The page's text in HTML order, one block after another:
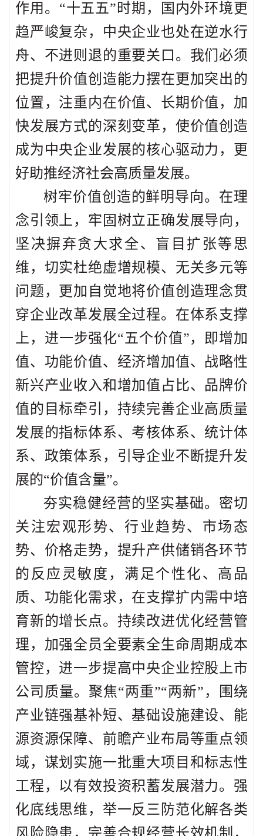
作用。“十五五”时期，国内外环境更
趋严峻复杂，中央企业也处在逆水行
舟、不进则退的重要关口。我们必须
把提升价值创造能力摆在更加突出的
位置，注重内在价值、长期价值，加
快发展方式的深刻变革，使价值创造
成为中央企业发展的核心驱动力，更
好助推经济社会高质量发展。
树牢价值创造的鲜明导向。在理
念引领上，牢固树立正确发展导向，
坚决摒弃贪大求全、盲目扩张等思
维，切实杜绝虚增规模、无关多元等
问题，更加自觉地将价值创造理念贯
穿企业改革发展全过程。在体系支撑
上，进一步强化“五个价值”，即增加
值、功能价值、经济增加值、战略性
新兴产业收入和增加值占比、品牌价
值的目标牵引，持续完善企业高质量
发展的指标体系、考核体系、统计体
系、政策体系，引导企业不断提升发
展的“价值含量”。
夯实稳健经营的坚实基础。密切
关注宏观形势、行业趋势、市场态
势、价格走势，提升产供储销各环节
的反应灵敏度，满足个性化、高品
质、功能化需求，在支撑扩内需中培
育新的增长点。持续改进优化经营管
理，加强全员全要素全生命周期成本
管控，进一步提高中央企业控股上市
公司质量。聚焦“两重”“两新”，围绕
产业链强基补短、基础设施建设、能
源资源保障、前瞻产业布局等重点领
域，谋划实施一批重大项目和标志性
工程，以有效投资积蓄发展潜力。强
化底线思维，举一反三防范化解各类